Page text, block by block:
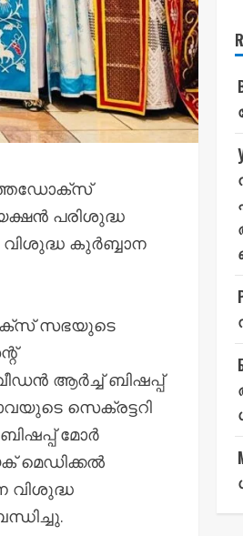
പരിശുദ്ധ
കുർബ്ബാന
സഭയുടെ
ആർച്ച് ബിഷപ്പ്
സെക്രട്ടറി
മോർ
മെഡിക്കൽ
വിശുദ്ധ